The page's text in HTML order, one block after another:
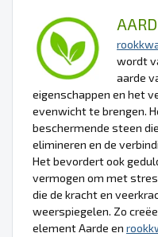
wordt
aarde
eigenschappen en het
evenwicht te brengen.
beschermende steen
elimineren en de
Het bevordert ook
vermogen om met
die de kracht en
weerspiegelen. Zo
element Aarde en